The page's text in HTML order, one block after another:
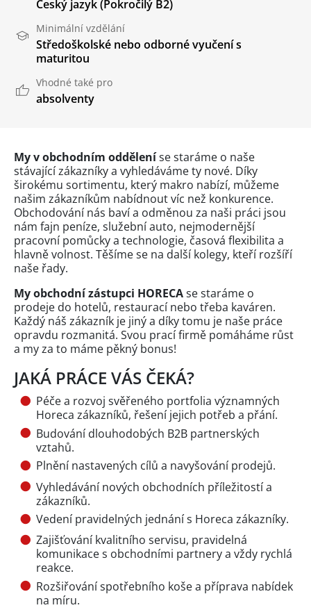
Český jazyk(Pokročilý B2)
Minimální vzdělání
Středoškolské nebo odborné vyučení s
maturitou
Vhodné také pro
absolventy
My v obchodním odděleníse staráme o naše
stávající zákazníky a vyhledáváme ty nové. Díky
širokému sortimentu, který makro nabízí, můžeme
našim zákazníkům nabídnout víc než konkurence.
Obchodování nás baví a odměnou za naši práci jsou
nám fajn peníze, služební auto, nejmodernější
pracovní pomůcky a technologie, časová flexibilita a
hlavně volnost. Těšíme se na další kolegy, kteří rozšíří
naše řady.
My obchodní zástupci HORECAse staráme o
prodeje do hotelů, restaurací nebo třeba kaváren.
Každý náš zákazník je jiný a díky tomu je naše práce
opravdu rozmanitá. Svou prací firmě pomáháme růst
a my za to máme pěkný bonus!
JAKÁ PRÁCE VÁS ČEKÁ?
Péče a rozvoj svěřeného portfolia významných
Horeca zákazníků, řešení jejich potřeb a přání.
Budování dlouhodobých B2B partnerských
vztahů.
Plnění nastavených cílů a navyšování prodejů.
Vyhledávání nových obchodních příležitostí a
zákazníků.
Vedení pravidelných jednání s Horeca zákazníky.
Zajišťování kvalitního servisu, pravidelná
komunikace s obchodními partnery a vždy rychlá
reakce.
Rozšiřování spotřebního koše a příprava nabídek
na míru.